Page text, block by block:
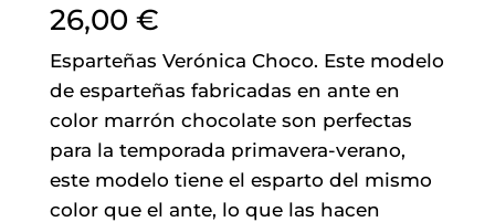
26,00 €
Esparteñas Verónica Choco. Este modelo
de esparteñas fabricadas en ante en
color marrón chocolate son perfectas
para la temporada primavera-verano,
este modelo tiene el esparto del mismo
color que el ante, lo que las hacen